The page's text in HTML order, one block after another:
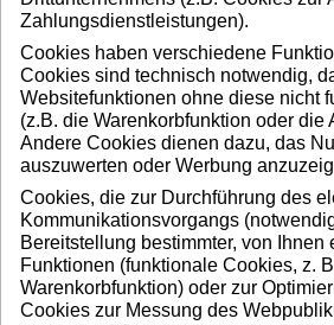
Zahlungsdienstleistungen).
Cookies haben verschiedene
Cookies sind technisch notwendig,
Websitefunktionen ohne diese nicht
(z.B. die Warenkorbfunktion oder die
Andere Cookies dienen dazu, das
auszuwerten oder Werbung
Cookies, die zur Durchführung des
Kommunikationsvorgangs
Bereitstellung bestimmter, von Ihnen
Funktionen (funktionale Cookies, z.
Warenkorbfunktion) oder zur
Cookies zur Messung des